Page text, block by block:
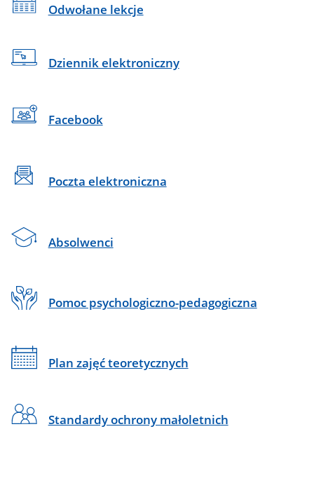
Odwołane lekcje
Dziennik elektroniczny
Facebook
Poczta elektroniczna
Absolwenci
Pomoc psychologiczno-pedagogiczna
Plan zajęć teoretycznych
Standardy ochrony małoletnich